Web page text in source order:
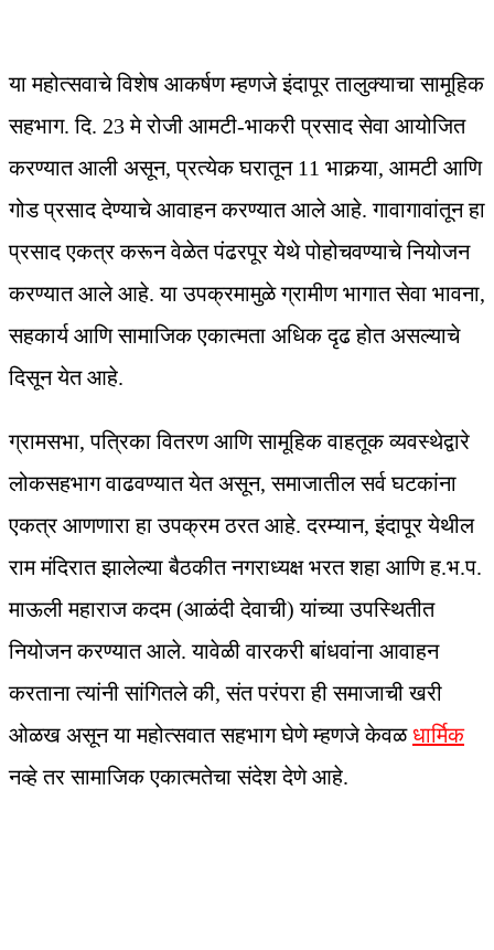
या महोत्सवाचे विशेष आकर्षण म्हणजे इंदापूर तालुक्याचा सामूहिक
सहभाग. दि. 23 मे रोजी आमटी-भाकरी प्रसाद सेवा आयोजित
करण्यात आली असून, प्रत्येक घरातून 11 भाकर्‍या, आमटी आणि
गोड प्रसाद देण्याचे आवाहन करण्यात आले आहे. गावागावांतून हा
प्रसाद एकत्र करून वेळेत पंढरपूर येथे पोहोचवण्याचे नियोजन
करण्यात आले आहे. या उपक्रमामुळे ग्रामीण भागात सेवा भावना,
सहकार्य आणि सामाजिक एकात्मता अधिक दृढ होत असल्याचे
दिसून येत आहे.
ग्रामसभा, पत्रिका वितरण आणि सामूहिक वाहतूक व्यवस्थेद्वारे
लोकसहभाग वाढवण्यात येत असून, समाजातील सर्व घटकांना
एकत्र आणणारा हा उपक्रम ठरत आहे. दरम्यान, इंदापूर येथील
राम मंदिरात झालेल्या बैठकीत नगराध्यक्ष भरत शहा आणि ह.भ.प.
माऊली महाराज कदम (आळंदी देवाची) यांच्या उपस्थितीत
नियोजन करण्यात आले. यावेळी वारकरी बांधवांना आवाहन
करताना त्यांनी सांगितले की, संत परंपरा ही समाजाची खरी
ओळख असून या महोत्सवात सहभाग घेणे म्हणजे केवळधार्मिक
नव्हे तर सामाजिक एकात्मतेचा संदेश देणे आहे.